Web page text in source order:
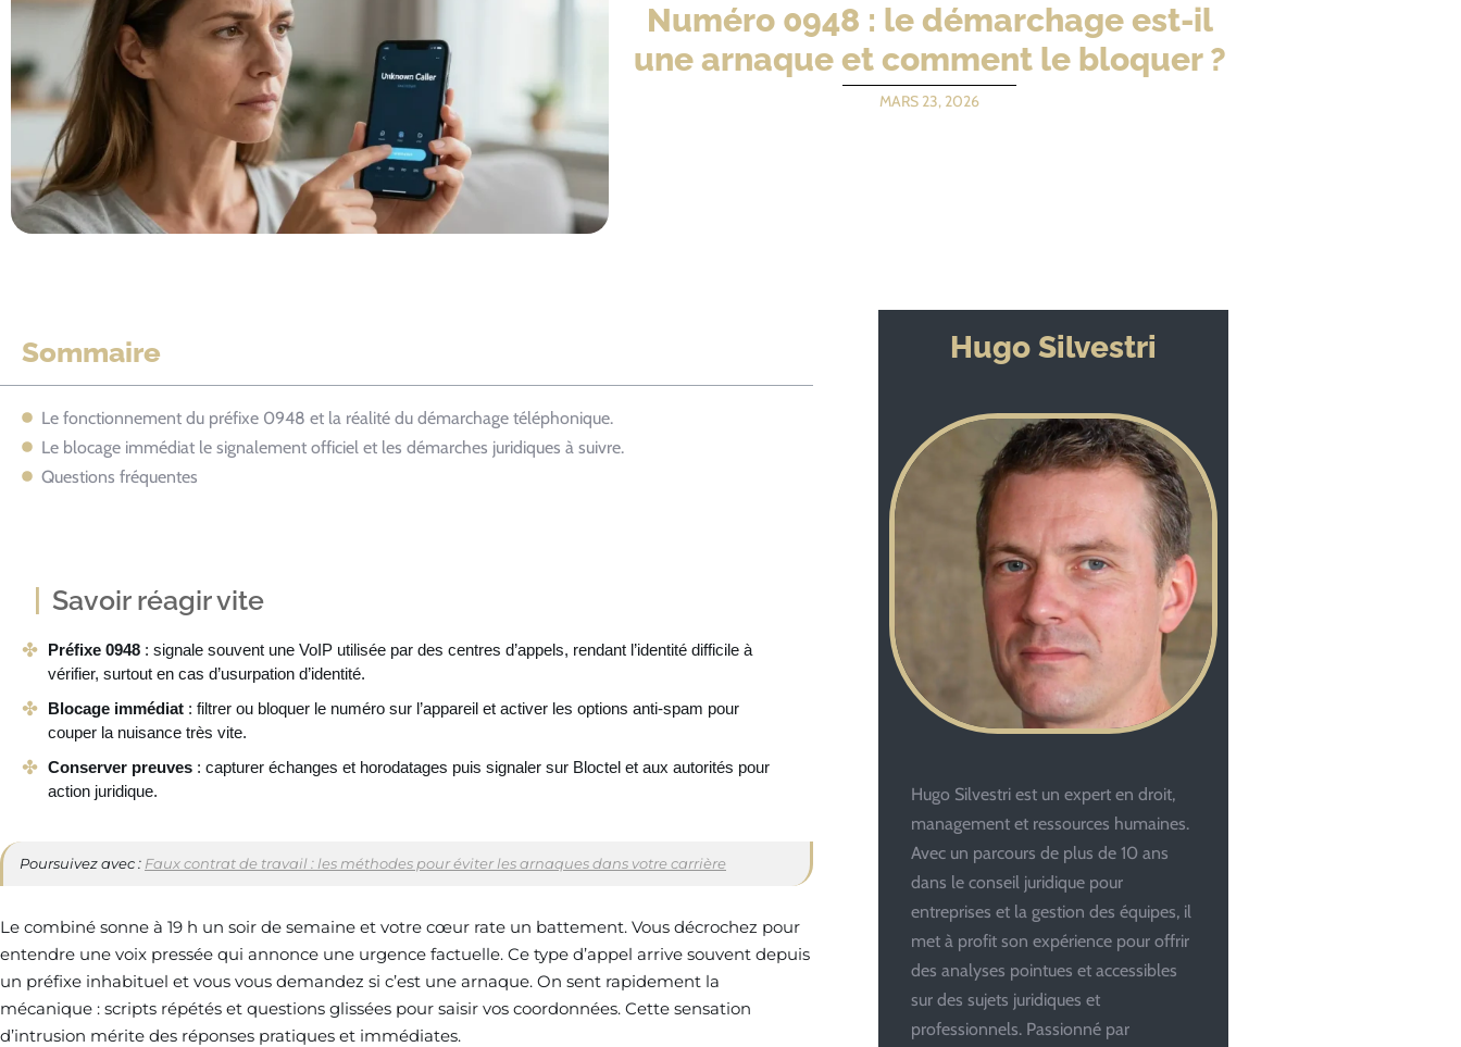
Numéro 0948 : le démarchage est-il
une arnaque et comment le bloquer ?
MARS 23, 2026
Sommaire
Le fonctionnement du préfixe 0948 et la réalité du démarchage téléphonique.
Le blocage immédiat le signalement officiel et les démarches juridiques à suivre.
Questions fréquentes
Savoir réagir vite
Préfixe 0948 : signale souvent une VoIP utilisée par des centres d’appels, rendant l’identité difficile à
vérifier, surtout en cas d’usurpation d’identité.
Blocage immédiat : filtrer ou bloquer le numéro sur l’appareil et activer les options anti-spam pour
couper la nuisance très vite.
Conserver preuves : capturer échanges et horodatages puis signaler sur Bloctel et aux autorités pour
action juridique.
Poursuivez avec : Faux contrat de travail : les méthodes pour éviter les arnaques dans votre carrière
Le combiné sonne à 19 h un soir de semaine et votre cœur rate un battement. Vous décrochez pour
entendre une voix pressée qui annonce une urgence factuelle. Ce type d’appel arrive souvent depuis
un préfixe inhabituel et vous vous demandez si c’est une arnaque. On sent rapidement la
mécanique : scripts répétés et questions glissées pour saisir vos coordonnées. Cette sensation
d’intrusion mérite des réponses pratiques et immédiates.
Hugo Silvestri
Hugo Silvestri est un expert en droit,
management et ressources humaines.
Avec un parcours de plus de 10 ans
dans le conseil juridique pour
entreprises et la gestion des équipes, il
met à profit son expérience pour offrir
des analyses pointues et accessibles
sur des sujets juridiques et
professionnels. Passionné par